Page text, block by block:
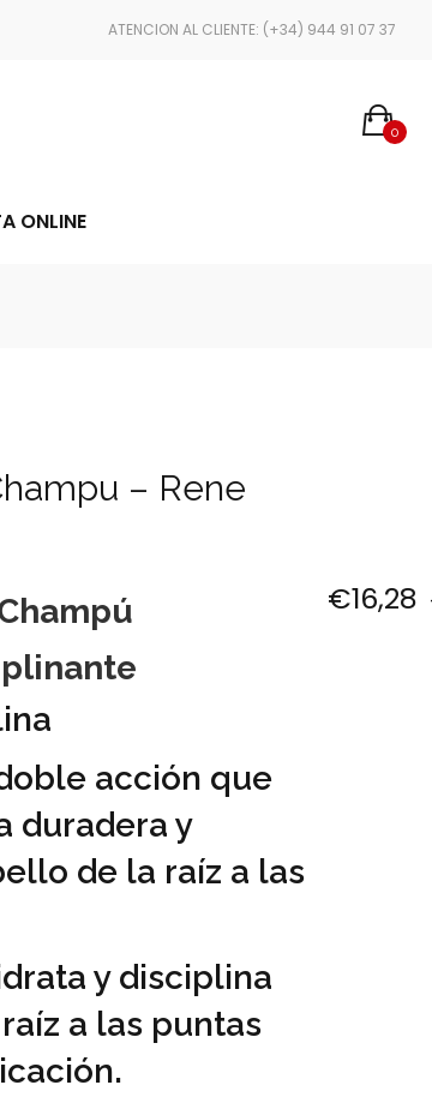
ENVÍOS EN 24/48 HORAS
ATENCION AL CLIENTE: (+34) 944 91 07 37
0
ONLINE
– Rene
acción que
duradera y
de la raíz a las
y disciplina
a las puntas
€16,28